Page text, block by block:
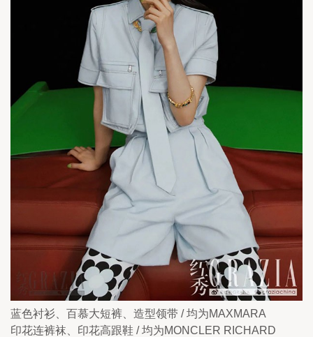
蓝色衬衫、百慕大短裤、造型领带 / 均为MAXMARA
印花连裤袜、印花高跟鞋 / 均为MONCLER RICHARD